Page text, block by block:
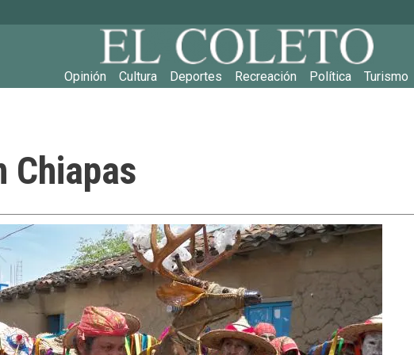
Main navigation
Opinión Cultura Deportes Recreación Política Turismo
Chiapas